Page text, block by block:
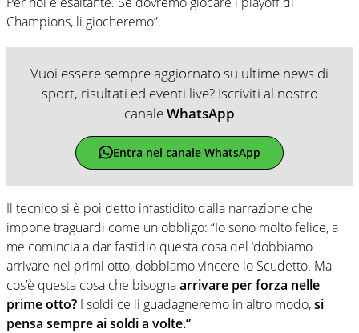
Champions, li giocheremo”.
Vuoi essere sempre aggiornato su ultime news di
sport, risultati ed eventi live? Iscriviti al nostro
canaleWhatsApp
Entra nel canale WhatsApp
Il tecnico si è poi detto infastidito dalla narrazione che
impone traguardi come un obbligo: “Io sono molto felice, a
me comincia a dar fastidio questa cosa del ‘dobbiamo
arrivare nei primi otto, dobbiamo vincere lo Scudetto. Ma
cos’è questa cosa che bisognaarrivare per forza nelle
prime otto? I soldi ce li guadagneremo in altro modo,si
pensa sempre ai soldi a volte.”